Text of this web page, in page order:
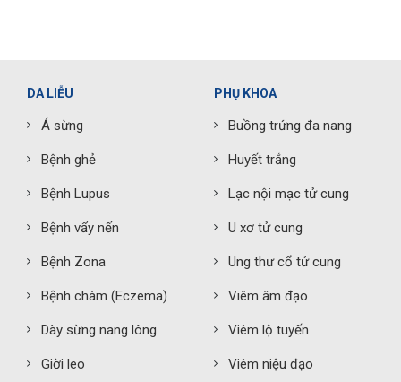
DA LIỄU
Á sừng
Bệnh ghẻ
Bệnh Lupus
Bệnh vẩy nến
Bệnh Zona
Bệnh chàm (Eczema)
Dày sừng nang lông
Giời leo
PHỤ KHOA
Buồng trứng đa nang
Huyết trắng
Lạc nội mạc tử cung
U xơ tử cung
Ung thư cổ tử cung
Viêm âm đạo
Viêm lộ tuyến
Viêm niệu đạo